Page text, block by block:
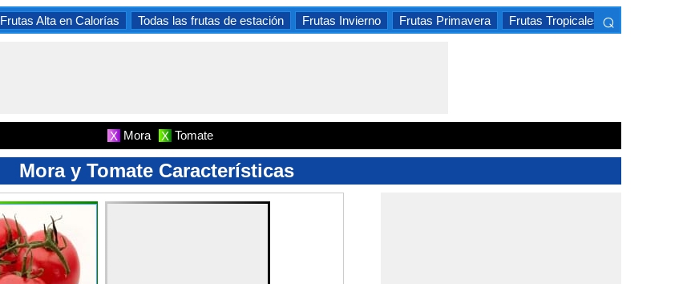
Frutas Alta en Calorías Todas las frutas de estación Frutas Invierno Frutas Primavera Frutas Tropicales ⌕
X Mora X Tomate
Mora y Tomate Características